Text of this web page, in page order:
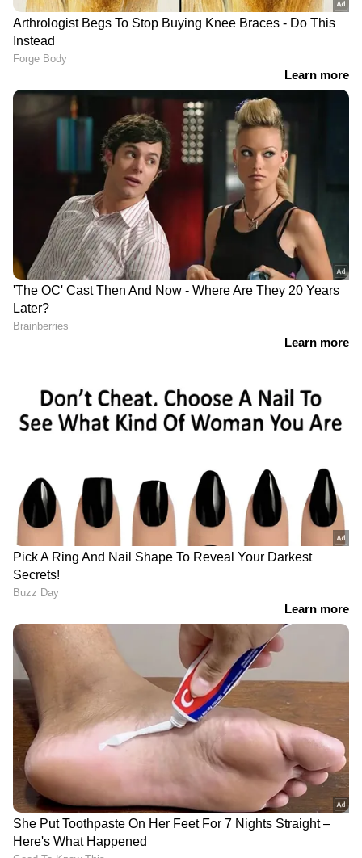
ഇതിനായി ചെറുമര ശിഖരങ്ങള്‍ വേലിയിലേക്ക്
വലിച്ചെറിയും. കറന്റുണ്ട് എന്ന അറിയുന്ന
നിമിഷം പിന്‍മാറും. പിന്നീട് തെല്ല് വലിയ
കൊണ്ടുവന്ന് വേലി തകര്‍ക്കലാണ് അടുത്ത
പരിപാടി. മയക്കുവെടിവെക്കാനുള്ള ഉത്തരവ്
നിലനില്‍ക്കെ കഴിഞ്ഞ ദിവസം പുലര്‍ച്ചെ
രാവിലെ 5.50-ഓടെയാണ് ആനയെ സിബിയുടെ
പറമ്പില്‍ കണ്ടത്. അപകടകാരിയായ
ആനയായതിനാൽ തുരത്തിയോടിക്കാന്‍
കഴിയില്ല . സുരക്ഷിത സ്ഥാനത്ത് നിന്ന് മാത്രമെ
ശബ്ദുമുണ്ടാക്കാനും പടക്കം പൊട്ടിക്കാനും
കഴിയൂ. അല്ലാത്ത പക്ഷം തിരികെ ഓടിയെത്തി
മനുഷ്യരുടെ ജീവനെടുത്തെ മടങ്ങൂ എന്നാണ്
കര്‍ഷകര്‍ വിശദമാക്കുന്നത്.
കുറിച്യാട് റെയ്ഞ്ചിലെ വനപാലകരും ബത്തേരി
ആര്‍.ആര്‍.ടി.യുമടങ്ങുന്ന സംഘം ആനയെ
നിരീക്ഷിച്ചുവരികയാണിപ്പോള്‍. ആനയെ
കൂടൊരുക്കാന്‍ യൂക്കാലിമരങ്ങള്‍
മുറിക്കുന്നതിന് അനുമതിയായിരുന്നു.
അടയാളമിട്ട മരങ്ങള്‍ ചൊവ്വാഴ്ച മുറിക്കുകയും
ചെയ്തു. മുറിച്ചെടുത്ത മരങ്ങള്‍ മുത്തങ്ങ
ആനപ്പന്തിയിലെത്തിച്ചാണ് കൂട് നിര്‍മിക്കുന്നത്.
നേരത്തേ പന്തല്ലൂര്‍ മഖ്ന (പി.എം-2) ആനയെ
പാര്‍പ്പിച്ച കൂട് നവീകരിക്കുകയോ പുതിയത്
നിര്‍മിക്കുകയോ ചെയ്യാനാണ് വനംവകുപ്പിന്റെ
തീരുമാനം. കൂടിന്റെ ബലപരിശോധനയടക്കം
പൂര്‍ത്തിയായ ശേഷം മാത്രമെ ആനയെ
മയക്കുവെടിവെക്കാനാകൂ. പുതിയകൂട്
രണ്ടുമൂന്ന് ദിവസത്തിനുള്ളില്‍
നിര്‍മിക്കാനാകുമെന്നാണ് വനംവകുപ്പ്
പറയുന്നത്. കൂട് നിര്‍മാണം കഴിഞ്ഞാല്‍
ഒന്‍പത് സംഘങ്ങളായി തിരിഞ്ഞ്
മുട്ടിക്കൊമ്പനെ പിടികൂടാനുള്ള ദൗത്യം
തുടങ്ങും.വടക്കനാട് പച്ചാടി സ്വദേശി നടുവീട്ടില്‍